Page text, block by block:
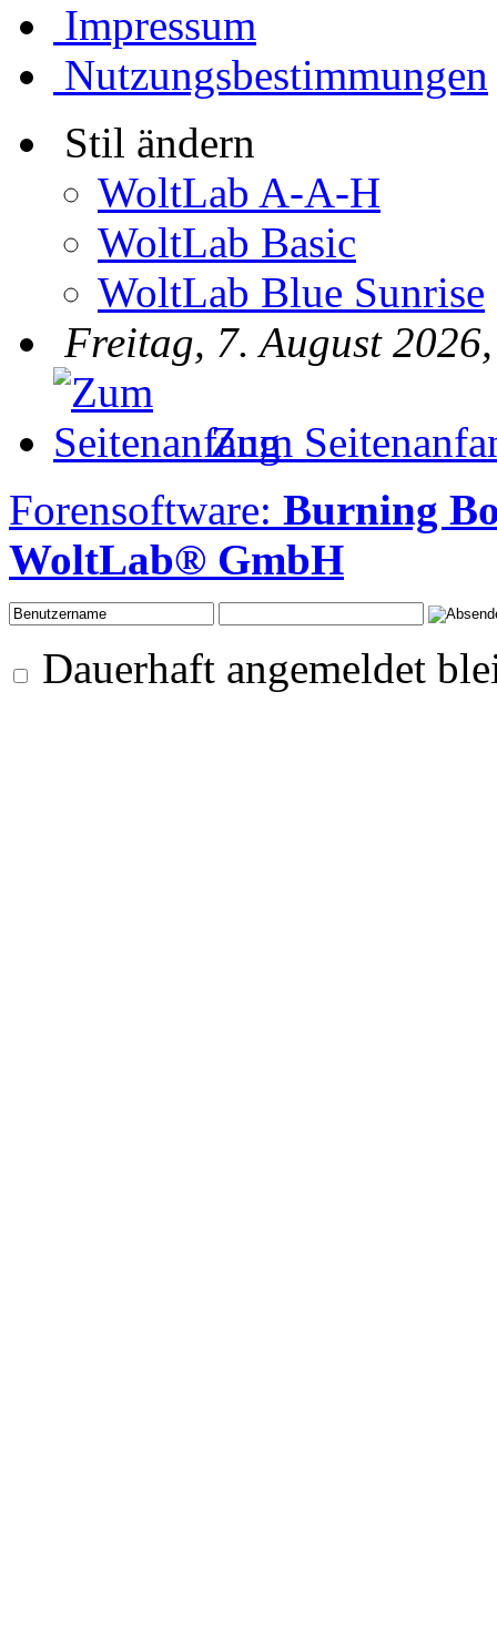
Impressum
Nutzungsbestimmungen
Stil ändern
WoltLab A-A-H
WoltLab Basic
WoltLab Blue Sunrise
Freitag, 7. August
Zum
Forensoftware: Burning
WoltLab® GmbH
Dauerhaft angemeldet